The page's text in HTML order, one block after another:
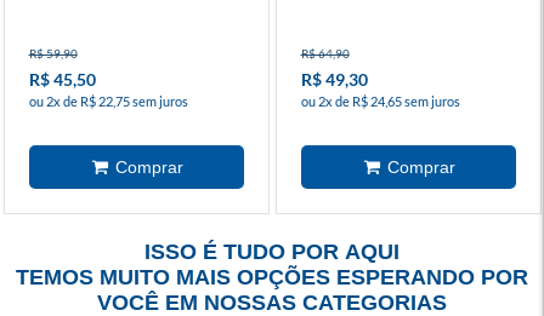
R$ 59,90
R$ 45,50
ou 2x de R$ 22,75 sem juros
R$ 64,90
R$ 49,30
ou 2x de R$ 24,65 sem juros
ISSO É TUDO POR AQUI
TEMOS MUITO MAIS OPÇÕES ESPERANDO POR
VOCÊ EM NOSSAS CATEGORIAS